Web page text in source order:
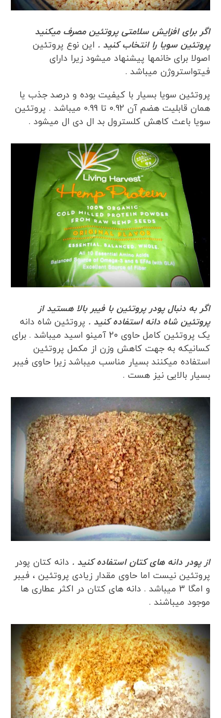
اگر برای افزایش سلامتی پروتئین مصرف میکنید
پروتئین سویا را انتخاب کنید . این نوع پروتئین
اصولا برای خانمها پیشنهاد میشود زیرا دارای
فیتواستروژن میباشد .
پروتئین سویا بسیار با کیفیت بوده و درصد جذب یا
همان قابلیت هضم آن 0.92 تا 0.99 میباشد . پروتئین
سویا باعث کاهش کلسترول بد ال دی ال میشود .
اگر به دنبال پودر پروتئین با فیبر بالا هستید از
پروتئین شاه دانه استفاده کنید . پروتئین شاه دانه
یک پروتئین کامل حاوی 20 آمینو اسید میباشد . برای
کسانیکه به جهت کاهش وزن از مکمل پروتئین
استفاده میکنند بسیار مناسب میباشد زیرا حاوی فیبر
بسیار بالایی نیز هست .
از پودر دانه های کتان استفاده کنید . دانه کتان پودر
پروتئین نیست اما حاوی مقدار زیادی پروتئین ، فیبر
و امگا 3 میباشد . دانه های کتان در اکثر عطاری ها
موجود میباشند .